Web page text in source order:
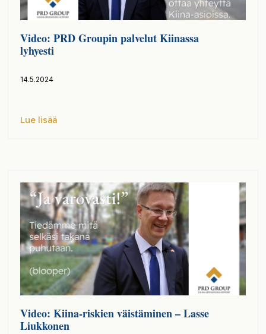
Video: PRD Groupin palvelut Kiinassa
lyhyesti
14.5.2024
Lue lisää
Video: Kiina-riskien väistäminen – Lasse
Liukkonen